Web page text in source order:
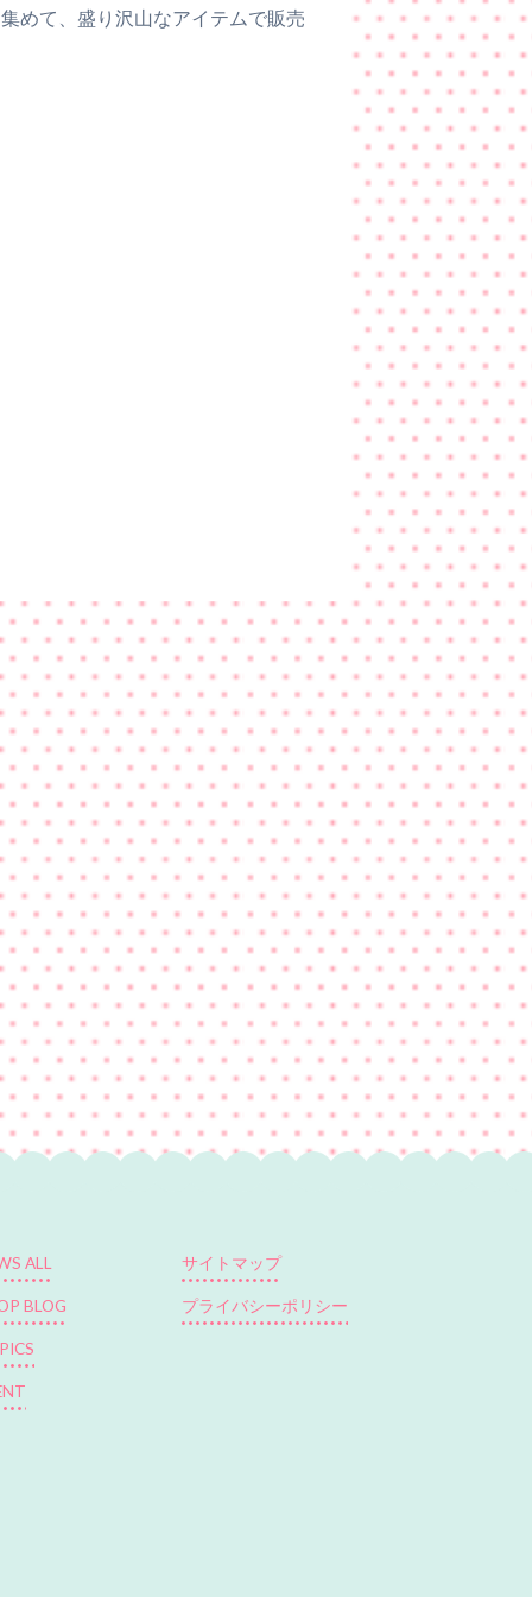
めて、盛り沢山なアイテムで販売
ALL
BLOG
サイトマップ
プライバシーポリシー